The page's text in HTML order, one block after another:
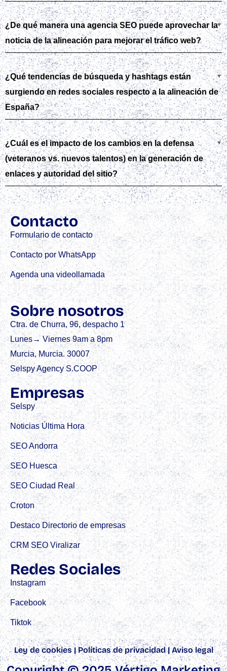
¿De qué manera una agencia SEO puede aprovechar la
noticia de la alineación para mejorar el tráfico web?
¿Qué tendencias de búsqueda y hashtags están
surgiendo en redes sociales respecto a la alineación de
España?
¿Cuál es el impacto de los cambios en la defensa
(veteranos vs. nuevos talentos) en la generación de
enlaces y autoridad del sitio?
Contacto
Formulario de contacto
Contacto por WhatsApp
Agenda una videollamada
Sobre nosotros
Ctra. de Churra, 96, despacho 1
Lunes→ Viernes 9am a 8pm
Murcia, Murcia. 30007
Selspy Agency S.COOP
Empresas
Selspy
Noticias Última Hora
SEO Andorra
SEO Huesca
SEO Ciudad Real
Croton
Destaco Directorio de empresas
CRM SEO Viralizar
Redes Sociales
Instagram
Facebook
Tiktok
Ley de cookies |Políticas de privacidad|Aviso legal